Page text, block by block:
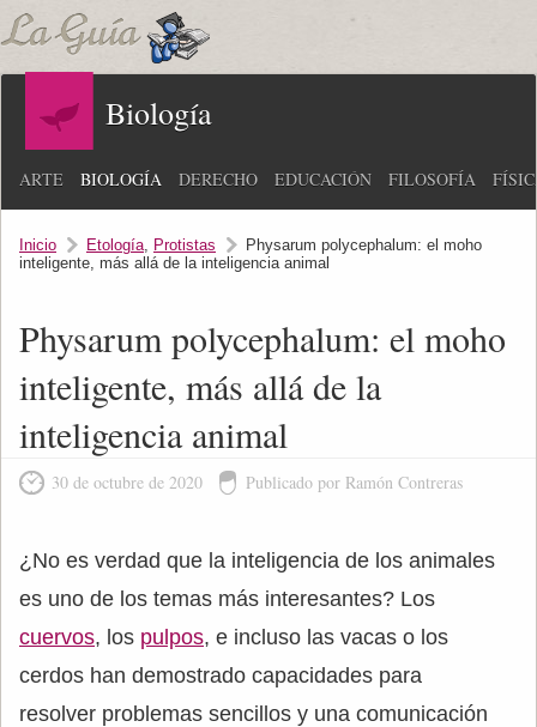
Biología
ARTE BIOLOGÍA DERECHO EDUCACIÓN FILOSOFÍA
Inicio Etología, Protistas
Physarum polycephalum: el moho
inteligente, más allá de la inteligencia animal
Physarum polycephalum: el moho
inteligente, más allá de la
inteligencia animal
30 de octubre de 2020 Publicado por Ramón Contreras
¿No es verdad que la inteligencia de los animales
es uno de los temas más interesantes? Los
cuervos, los pulpos, e incluso las vacas o los
cerdos han demostrado capacidades para
resolver problemas sencillos y una comunicación